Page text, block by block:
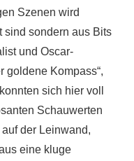
Szenen wird
sind sondern aus Bits
und Oscar-
goldene Kompass“,
sich hier voll
Schauwerten
der Leinwand,
eine kluge